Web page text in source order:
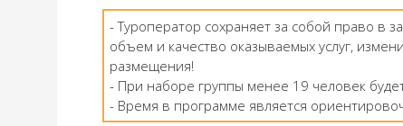
- Туроператор сохраняет за собой право в
объем и качество оказываемых услуг,
размещения!
- При наборе группы менее 19 человек
- Время в программе является